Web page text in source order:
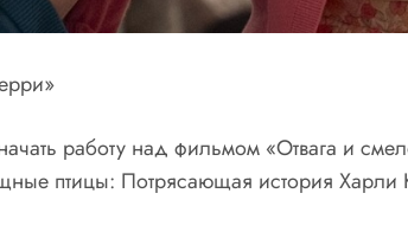
работу над фильмом «Отвага и
птицы: Потрясающая история